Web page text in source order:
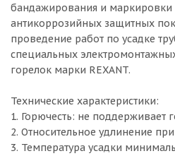
бандажирования и маркировки
антикоррозийных защитных
проведение работ по усадке
специальных
горелок марки REXANT.
Технические характеристики:
1. Горючесть: не поддерживает
2. Относительное удлинение
3. Температура усадки